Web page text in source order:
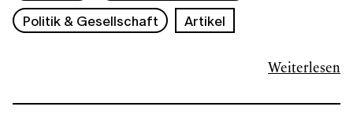
Weiterlesen
Politik & Gesellschaft
Artikel